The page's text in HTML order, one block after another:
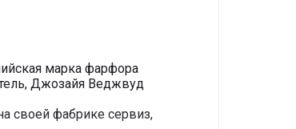
марка фарфора
Джозайя Веджвуд
своей фабрике сервиз,